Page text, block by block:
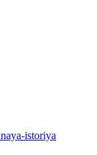
istoriya